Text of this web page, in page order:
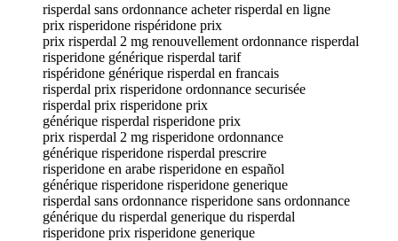
risperdal sans ordonnance acheter risperdal en ligne
prix risperidone rispéridone prix
prix risperdal 2 mg renouvellement ordonnance risperdal
risperidone générique risperdal tarif
rispéridone générique risperdal en francais
risperdal prix risperidone ordonnance securisée
risperdal prix risperidone prix
générique risperdal risperidone prix
prix risperdal 2 mg risperidone ordonnance
générique risperidone risperdal prescrire
risperidone en arabe risperidone en español
générique risperidone risperidone generique
risperdal sans ordonnance risperidone sans ordonnance
générique du risperdal generique du risperdal
risperidone prix risperidone generique